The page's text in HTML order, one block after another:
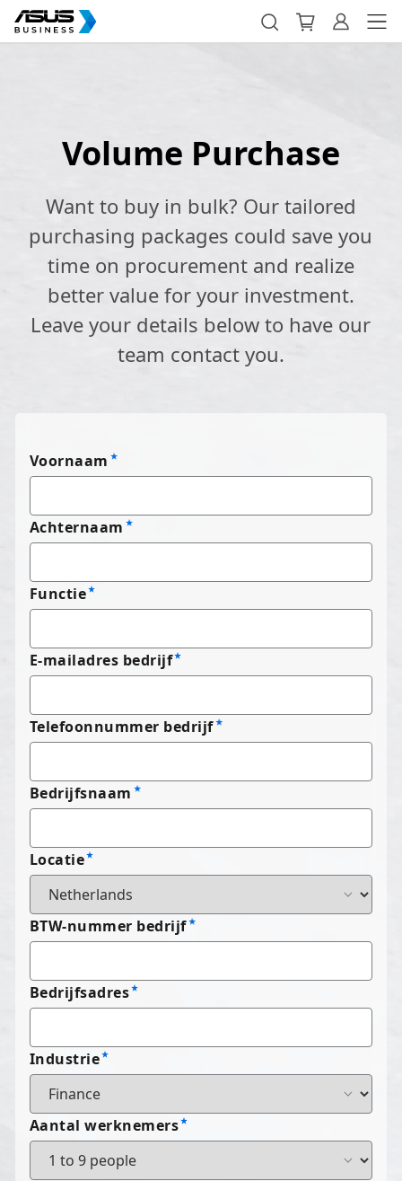
Volume Purchase
Want to buy in bulk? Our tailored
purchasing packages could save you
time on procurement and realize
better value for your investment.
Leave your details below to have our
team contact you.
Voornaam
Achternaam
Functie
E-mailadres bedrijf
Telefoonnummer bedrijf
Bedrijfsnaam
Locatie
BTW-nummer bedrijf
Bedrijfsadres
Industrie
Aantal werknemers